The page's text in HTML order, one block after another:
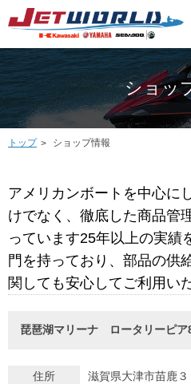
ショッ
トップ ショップ情報
アメリカンボートを中心に
けでなく、徹底した商品管
っています25年以上の実績
門を持っており、部品の供
関しても安心してご利用い
琵琶湖マリーナ ロータリーピア
住所 滋賀県大津市苗鹿３